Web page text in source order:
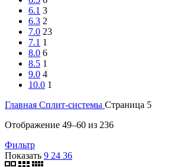
6.1 3
6.3 2
7.0 23
7.1 1
8.0 6
8.5 1
9.0 4
10.0 1
Главная Сплит-системы Страница 5
Отображение 49–60 из 236Сортировка:
Фильтр
Показать 9 24 36